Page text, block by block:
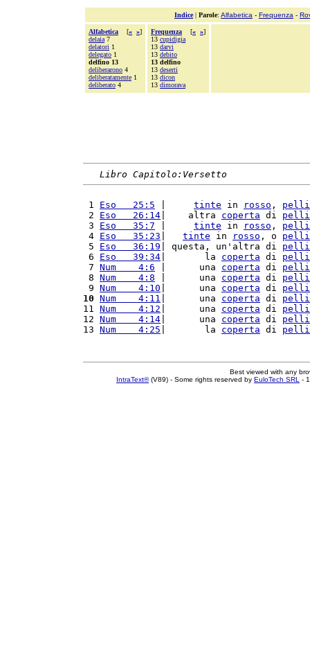
Indice| Parole: Alfabetica - Frequenza -
Alfabetica [« »]
delaia 7
delatori 1
delegato 1
delfino 13
deliberarono 4
deliberatamente 1
deliberato 4
Frequenza [« »]
13 cupidigia
13 darvi
13 debito
13 delfino
13 deserti
13 dicon
13 dimorava
Libro Capitolo:Versetto
1 Eso   25:5 tinte in rosso , pelli
2 Eso   26:14 |    altra coperta di pelli
3 Eso   35:7 tinte in rosso , pelli
4 Eso   35:23 tinte in rosso , o pelli
5 Eso   36:19 | questa, un'altra di pelli
6 Eso   39:34 |       la coperta di pelli
7 Num    4:6 |      una coperta di pelli
8 Num    4:8 |      una coperta di pelli
9 Num    4:10 |      una coperta di pelli
10 Num    4:11 |      una coperta di pelli
11 Num    4:12 |      una coperta di pelli
12 Num    4:14 |      una coperta di pelli
13 Num    4:25 |       la coperta di pelli
Best viewed with any
IntraText®(V89) - Some rights reserved by EuloTech SRL -